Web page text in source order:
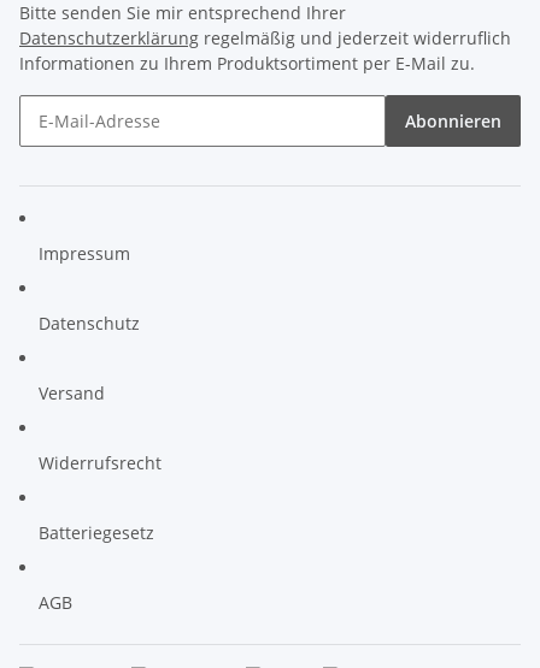
Bitte senden Sie mir entsprechend Ihrer
Datenschutzerklärung regelmäßig und jederzeit widerruflich
Informationen zu Ihrem Produktsortiment per E-Mail zu.
Abonnieren
Impressum
Datenschutz
Versand
Widerrufsrecht
Batteriegesetz
AGB